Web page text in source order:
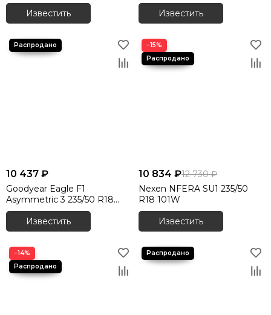
Известить
Известить
10 437 ₽
Goodyear Eagle F1
Asymmetric 3 235/50 R18
101Y XL
Известить
−15%
10 834 ₽12 730 ₽
Nexen NFERA SU1 235/50
R18 101W
Известить
−14%